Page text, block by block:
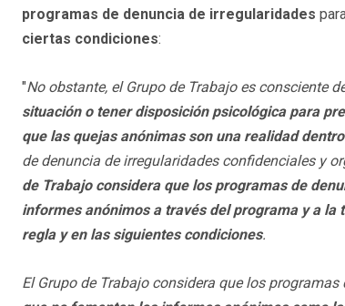
programas de denuncia de irregularidades
ciertas condiciones:
"No obstante, el Grupo de Trabajo es consciente
situación o tener disposición psicológica para
que las quejas anónimas son una realidad
de denuncia de irregularidades confidenciales y
de Trabajo considera que los programas de
informes anónimos a través del programa y a la
regla y en las siguientes condiciones.
El Grupo de Trabajo considera que los